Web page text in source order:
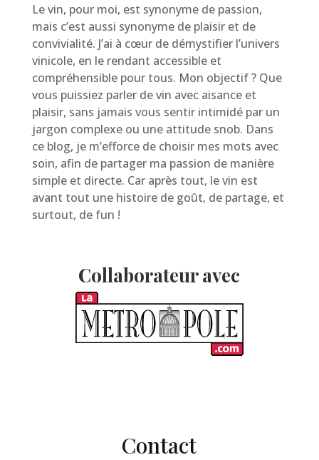
Le vin, pour moi, est synonyme de passion,
mais c’est aussi synonyme de plaisir et de
convivialité. J’ai à cœur de démystifier l’univers
vinicole, en le rendant accessible et
compréhensible pour tous. Mon objectif ? Que
vous puissiez parler de vin avec aisance et
plaisir, sans jamais vous sentir intimidé par un
jargon complexe ou une attitude snob. Dans
ce blog, je m’efforce de choisir mes mots avec
soin, afin de partager ma passion de manière
simple et directe. Car après tout, le vin est
avant tout une histoire de goût, de partage, et
surtout, de fun !
Collaborateur avec
Contact